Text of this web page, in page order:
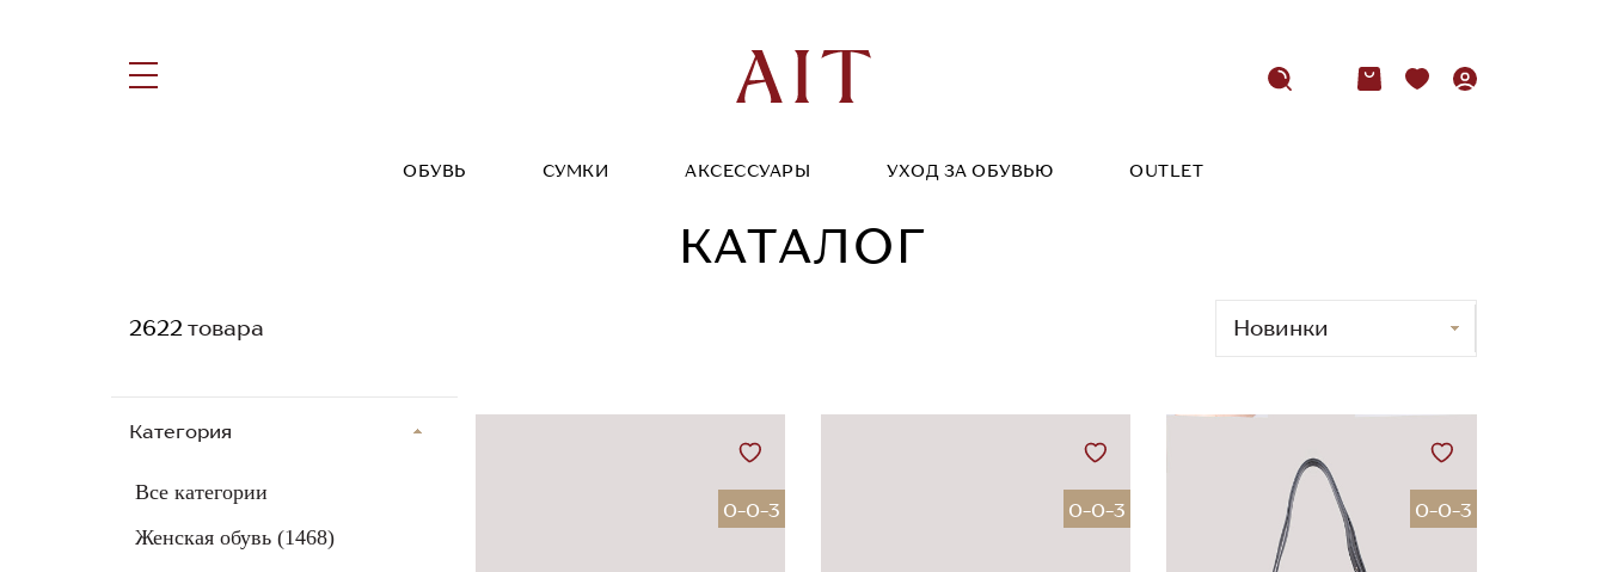
ОБУВЬ СУМКИ АКСЕССУАРЫ УХОД ЗА ОБУВЬЮ OUTLET
КАТАЛОГ
Категория
Все категории
Женская обувь (1468)
0-0-3 0-0-3 0-0-3
2622товара